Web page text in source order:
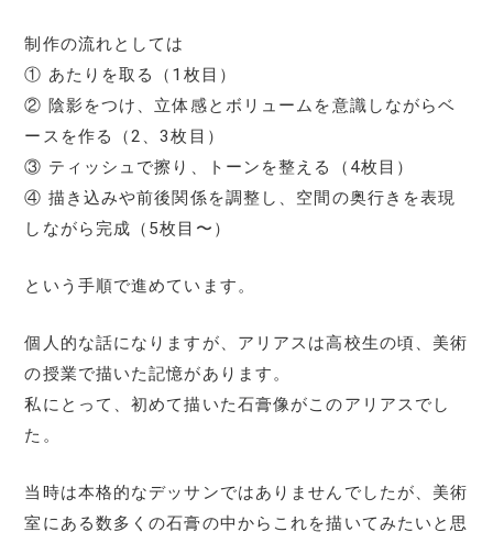
制作の流れとしては
① あたりを取る（1枚目）
② 陰影をつけ、立体感とボリュームを意識しながらベ
ースを作る（2、3枚目）
③ ティッシュで擦り、トーンを整える（4枚目）
④ 描き込みや前後関係を調整し、空間の奥行きを表現
しながら完成（5枚目〜）
という手順で進めています。
個人的な話になりますが、アリアスは高校生の頃、美術
の授業で描いた記憶があります。
私にとって、初めて描いた石膏像がこのアリアスでし
た。
当時は本格的なデッサンではありませんでしたが、美術
室にある数多くの石膏の中からこれを描いてみたいと思